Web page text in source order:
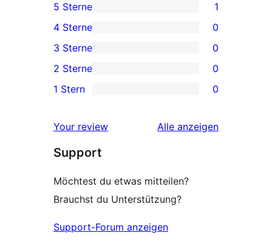
1 5-
Sterne-
Rezension
5 Sterne 1
0 4-
Sterne-
Rezensionen
4 Sterne 0
0 3-
Sterne-
Rezensionen
3 Sterne 0
0 2-
Sterne-
2 Sterne 0
0 1-
Rezensionen
1 Stern 0
Your review Alle Rezensionen
anzeigen
Support
Möchtest du etwas mitteilen?
Brauchst du Unterstützung?
Support-Forum anzeigen